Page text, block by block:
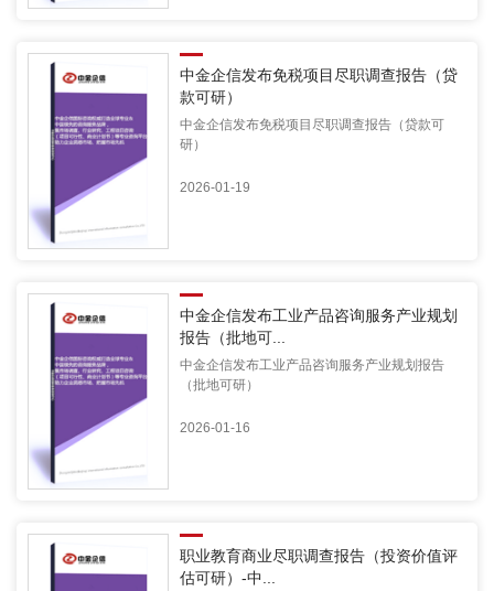
中金企信发布免税项目尽职调查报告（贷
款可研）
中金企信发布免税项目尽职调查报告（贷款可
研）
2026-01-19
中金企信发布工业产品咨询服务产业规划
报告（批地可...
中金企信发布工业产品咨询服务产业规划报告
（批地可研）
2026-01-16
职业教育商业尽职调查报告（投资价值评
估可研）-中...